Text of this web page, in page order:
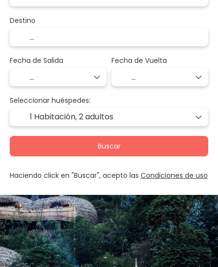
Destino
Fecha de Salida Fecha de Vuelta
Seleccionar huéspedes:
1 Habitación,2 adultos
Buscar
Haciendo click en "Buscar", acepto las Condiciones de uso